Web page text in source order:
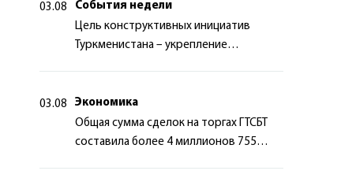
03.08
События недели
Цель конструктивных инициатив
Туркменистана – укрепление
03.08
Экономика
Общая сумма сделок на торгах ГТСБТ
составила более 4 миллионов 755